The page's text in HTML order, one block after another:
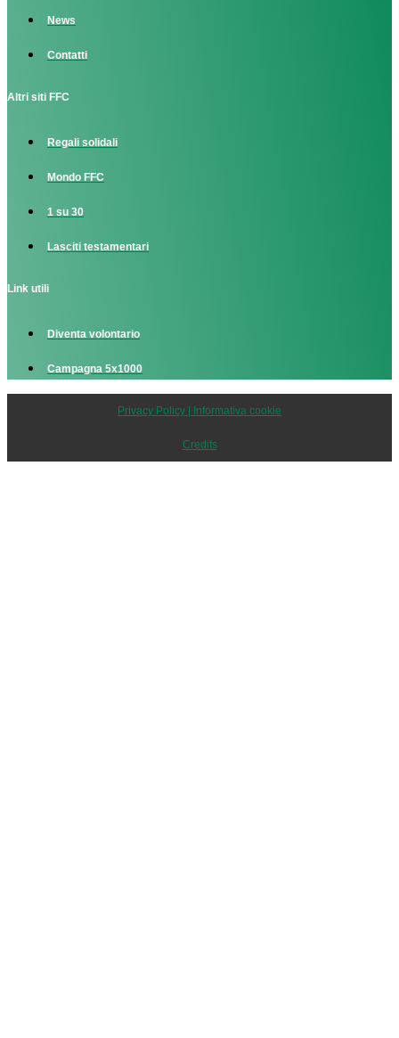
News
Contatti
Altri siti FFC
Regali solidali
Mondo FFC
1 su 30
Lasciti testamentari
Link utili
Diventa volontario
Campagna 5x1000
Privacy Policy | Informativa cookie
Credits